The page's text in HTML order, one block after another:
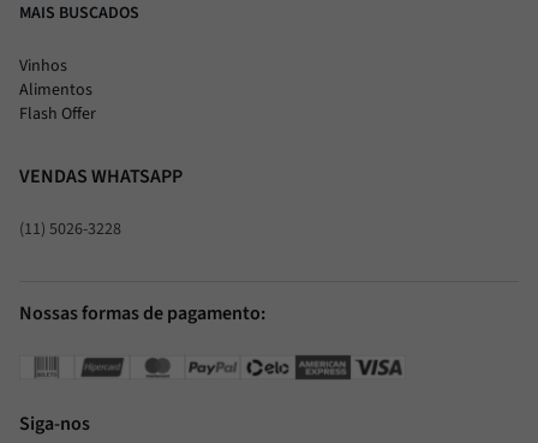
MAIS BUSCADOS
Vinhos
Alimentos
Flash Offer
VENDAS WHATSAPP
(11) 5026-3228
Nossas formas de pagamento:
Siga-nos